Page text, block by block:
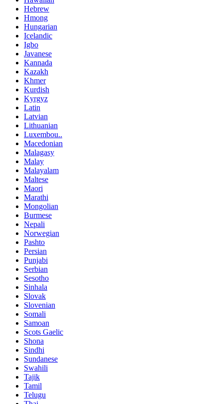
Hebrew
Hmong
Hungarian
Icelandic
Igbo
Javanese
Kannada
Kazakh
Khmer
Kurdish
Kyrgyz
Latin
Latvian
Lithuanian
Luxembou..
Macedonian
Malagasy
Malay
Malayalam
Maltese
Maori
Marathi
Mongolian
Burmese
Nepali
Norwegian
Pashto
Persian
Punjabi
Serbian
Sesotho
Sinhala
Slovak
Slovenian
Somali
Samoan
Scots Gaelic
Shona
Sindhi
Sundanese
Swahili
Tajik
Tamil
Telugu